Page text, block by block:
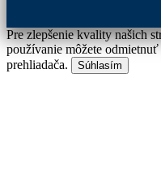
Pre zlepšenie kvality našich